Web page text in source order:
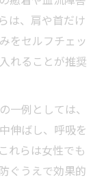
は、肩や首だけ
をセルフチェッ
れることが推奨
一例としては、
伸ばし、呼吸を
れらは女性でも
ぐうえで効果的